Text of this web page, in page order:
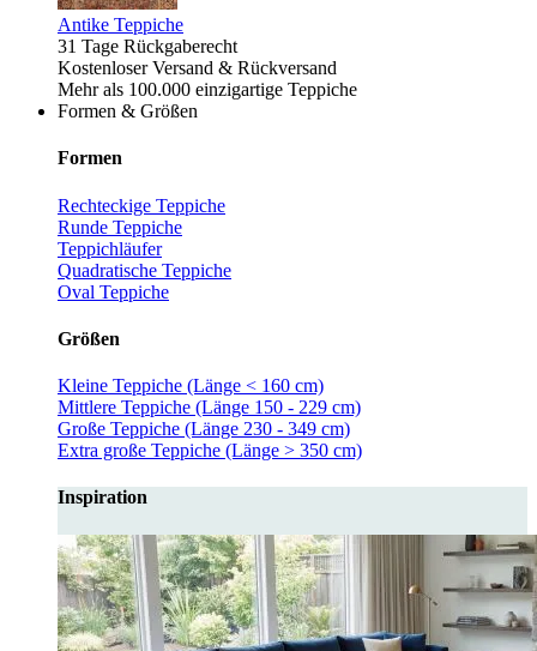
Antike Teppiche
31 Tage Rückgaberecht
Kostenloser Versand & Rückversand
Mehr als 100.000 einzigartige Teppiche
Formen & Größen
Formen
Rechteckige Teppiche
Runde Teppiche
Teppichläufer
Quadratische Teppiche
Oval Teppiche
Größen
Kleine Teppiche (Länge < 160 cm)
Mittlere Teppiche (Länge 150 - 229 cm)
Große Teppiche (Länge 230 - 349 cm)
Extra große Teppiche (Länge > 350 cm)
Inspiration